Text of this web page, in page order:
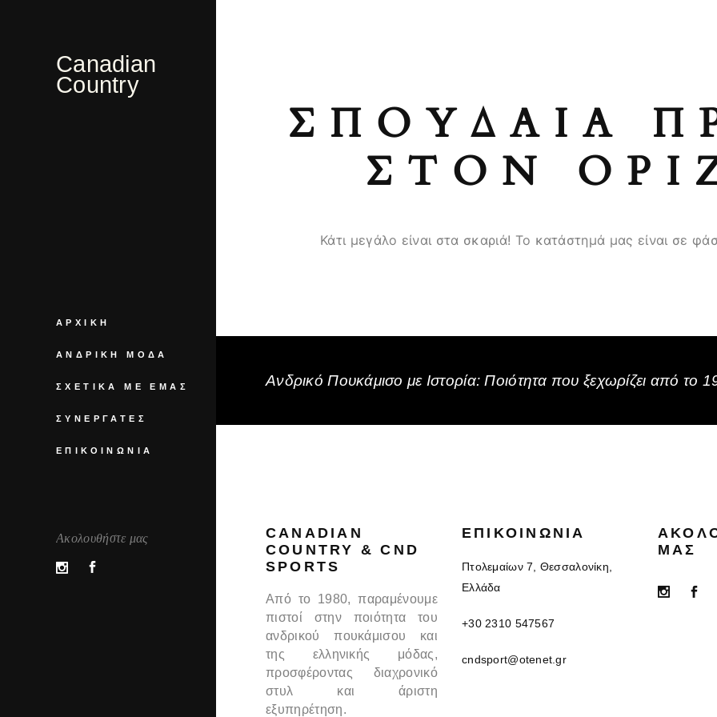
Canadian
Country
ΑΡΧΙΚΉ
ΑΝΔΡΙΚΉ ΜΌΔΑ
ΣΧΕΤΙΚΆ ΜΕ ΕΜΆΣ
ΣΥΝΕΡΓΆΤΕΣ
ΕΠΙΚΟΙΝΩΝΊΑ
Ακολουθήστε μας
ΣΠΟΥΔΑΊΑ
ΣΤΟΝ
Κάτι μεγάλο είναι στα σκαριά! Το κατάστημά μας είναι σε
Ανδρικό Πουκάμισο με Ιστορία: Ποιότητα που ξεχωρίζει από το
CANADIAN
COUNTRY & CND
SPORTS
Από το 1980, παραμένουμε
πιστοί στην ποιότητα του
ανδρικού πουκάμισου και
της ελληνικής μόδας,
προσφέροντας διαχρονικό
στυλ και άριστη
εξυπηρέτηση.
ΕΠΙΚΟΙΝΩΝΊΑ
Πτολεμαίων 7, Θεσσαλονίκη,
Ελλάδα
+30 2310 547567
cndsport@otenet.gr
ΜΑΣ